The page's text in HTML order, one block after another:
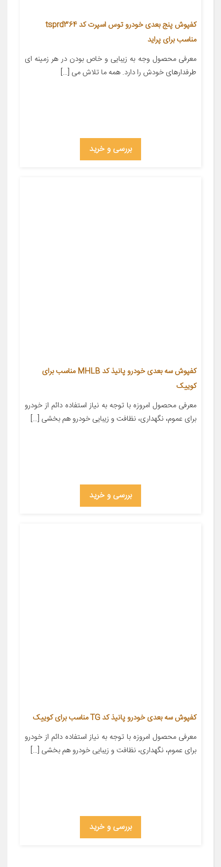
کفپوش پنج بعدی خودرو توس اسپرت کد tsprd364
مناسب برای پراید
معرفی محصول وجه به زیبایی و خاص بودن در هر زمینه ای
طرفدارهای خودش را دارد. همه ما تلاش می […]
بررسی و خرید
کفپوش سه بعدی خودرو پانیذ کد MHLB مناسب برای
کوییک
معرفی محصول امروزه با توجه به نیاز استفاده دائم از خودرو
برای عموم، نگهداری، نظافت و زیبایی خودرو هم بخشی […]
بررسی و خرید
کفپوش سه بعدی خودرو پانیذ کد TG مناسب برای کوییک
معرفی محصول امروزه با توجه به نیاز استفاده دائم از خودرو
برای عموم، نگهداری، نظافت و زیبایی خودرو هم بخشی […]
بررسی و خرید